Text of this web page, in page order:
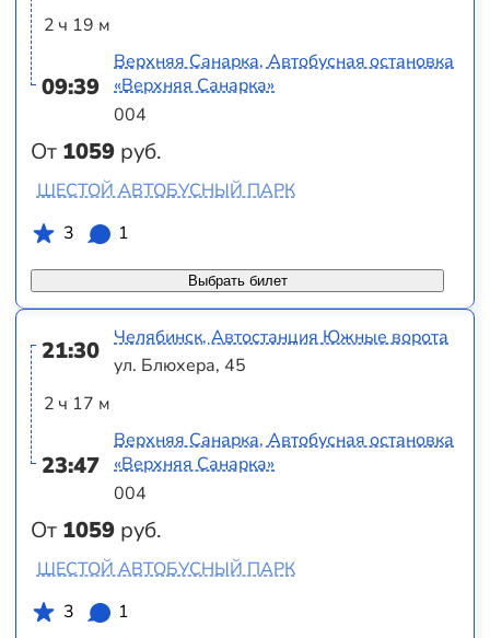
2 ч 19 м
09:39
От 1059 руб.
Верхняя Санарка, Автобусная остановка
«Верхняя Санарка»
004
Выбрать билет
ШЕСТОЙ АВТОБУСНЫЙ ПАРК
3
1
21:30
2 ч 17 м
23:47
От 1059 руб.
Челябинск, Автостанция Южные ворота
ул. Блюхера, 45
Верхняя Санарка, Автобусная остановка
«Верхняя Санарка»
004
ШЕСТОЙ АВТОБУСНЫЙ ПАРК
3
1